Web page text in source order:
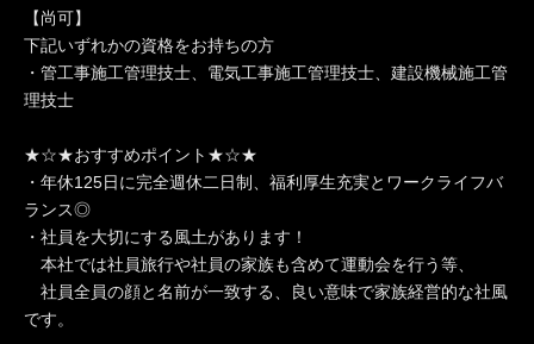
【尚可】
下記いずれかの資格をお持ちの方
・管工事施工管理技士、電気工事施工管理技士、建設機械施工管
理技士
★☆★おすすめポイント★☆★
・年休125日に完全週休二日制、福利厚生充実とワークライフバ
ランス◎
・社員を大切にする風土があります！
本社では社員旅行や社員の家族も含めて運動会を行う等、
社員全員の顔と名前が一致する、良い意味で家族経営的な社風
です。